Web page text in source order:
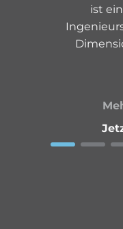
ist